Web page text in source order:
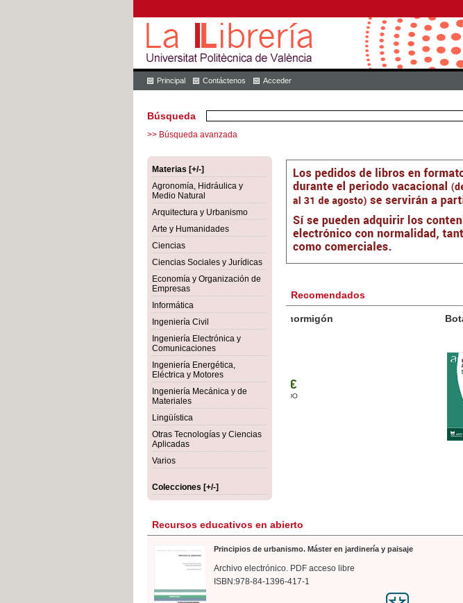
Principal Contáctenos Acceder
Búsqueda
>> Búsqueda avanzada
Materias [+/-]
Agronomía, Hidráulica y
Medio Natural
Arquitectura y Urbanismo
Arte y Humanidades
Ciencias
Ciencias Sociales y Jurídicas
Economía y Organización de
Empresas
Informática
Ingeniería Civil
Ingeniería Electrónica y
Comunicaciones
Ingeniería Energética,
Eléctrica y Motores
Ingeniería Mecánica y de
Materiales
Lingüística
Otras Tecnologías y Ciencias
Aplicadas
Varios
Colecciones [+/-]
Recomendados
Botánica Agroalimentaria
35,00 €
IVA INCLUIDO
Recursos educativos en abierto
Principios de urbanismo. Máster en jardinería y paisaje
Archivo electrónico. PDF acceso libre
ISBN:978-84-1396-417-1